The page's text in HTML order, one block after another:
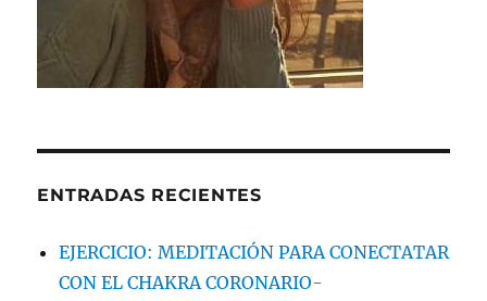
ENTRADAS RECIENTES
EJERCICIO: MEDITACIÓN PARA CONECTATAR
CON EL CHAKRA CORONARIO-